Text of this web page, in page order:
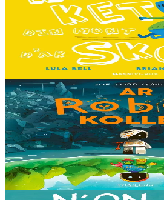
I don't want to go to school!
C'est le premier jour d'école des Souris
pas envie d'y aller. Mais quand les cours
grande surprise les attend…...
13,00 €
8 ans et plus
Timilenn
The Lost Robot
Au cœur d’une décharge, un petit robot
souvient plus d’où il vient ni depuis
il sait qu’il n’est pas à sa place....
En stock
14,00 €